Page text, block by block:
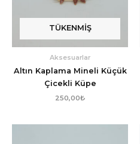
TÜKENMIŞ
Aksesuarlar
Altın Kaplama Mineli Küçük
Çicekli Küpe
250,00₺